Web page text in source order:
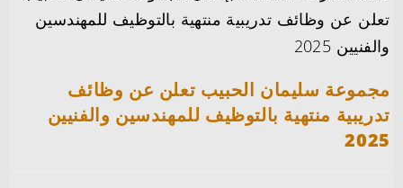
تعلن عن وظائف تدريبية منتهية بالتوظيف للمهندسين
والفنيين 2025
مجموعة سليمان الحبيب تعلن عن وظائف
تدريبية منتهية بالتوظيف للمهندسين والفنيين
2025